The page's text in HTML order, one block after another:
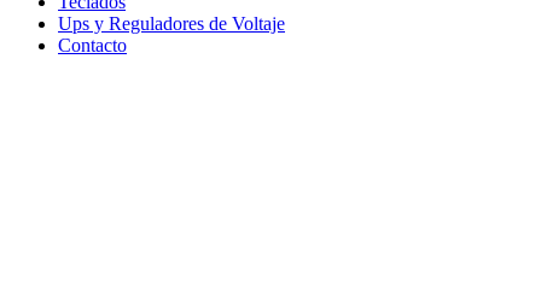
Ups y Reguladores de Voltaje
Contacto